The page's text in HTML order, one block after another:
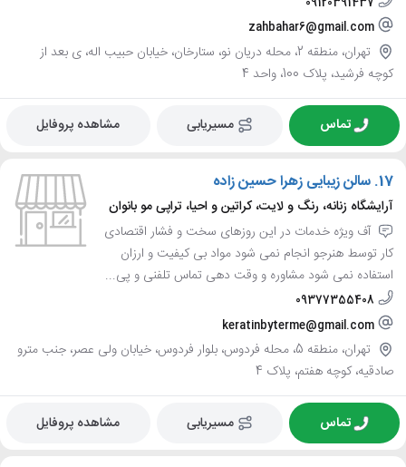
zahbahar6@gmail.com
تهران، منطقه 2، محله دریان نو، ستارخان، خیابان حبیب اله، ی بعد از
کوچه فرشید، پلاک 100، واحد 4
تماس مسیریابی مشاهده پروفایل
17. سالن زیبایی زهرا حسین زاده
آرایشگاه زنانه، رنگ و لایت، کراتین و احیا، تراپی مو بانوان
آف ویژه خدمات در این روزهای سخت و فشار اقتصادی
کار توسط هنرجو انجام نمی شود مواد بی کیفیت و ارزان
استفاده نمی شود مشاوره و وقت دهی تماس تلفنی و پی...
09377355408
keratinbyterme@gmail.com
تهران، منطقه 5، محله فردوس، بلوار فردوس، خیابان ولی عصر، جنب مترو
صادقیه، کوچه هفتم، پلاک 4
تماس مسیریابی مشاهده پروفایل